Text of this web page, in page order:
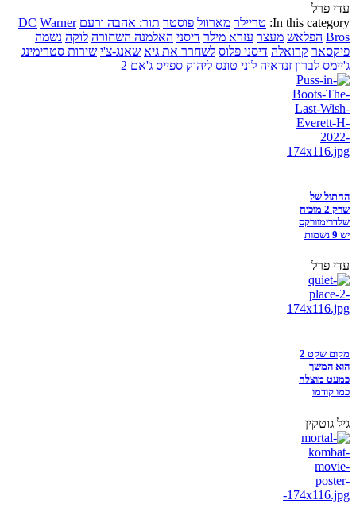
עדי פרל
In this category: טריילר מארוול פוסטר תור: אהבה ורעם DC Warner
Bros הפלאש מעצר עזרא מילר דיסני האלמנה השחורה לוקה נשמה
פיקסאר קרואלה דיסני פלוס לשחרר את גיא שאנג-צ'י שירות סטרימינג
ג'יימס לברון זנדאיה לוני טונס ליהוק ספייס ג'אם 2
החתול של
שרק 2 מוכיח
שלדרימוורקס
יש 9 נשמות
עדי פרל
מקום שקט 2
הוא המשך
כמעט מוצלח
כמו קודמו
גיל גוטקין